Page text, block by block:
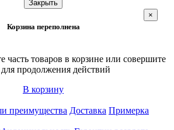
Закрыть
Корзина переполнена
×
часть товаров в корзине или совершите
для продолжения действий
В корзину
преимущества Доставка Примерка